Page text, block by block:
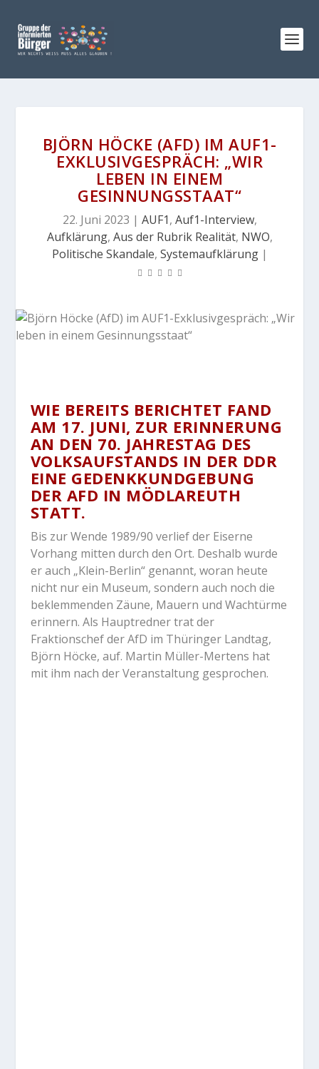
BJÖRN HÖCKE (AFD) IM AUF1-
EXKLUSIVGESPRÄCH: „WIR
LEBEN IN EINEM
GESINNUNGSSTAAT“
22. Juni 2023 | AUF1, Auf1-Interview,
Aufklärung, Aus der Rubrik Realität, NWO,
Politische Skandale, Systemaufklärung|
WIE BEREITS BERICHTET FAND
AM 17. JUNI, ZUR ERINNERUNG
AN DEN 70. JAHRESTAG DES
VOLKSAUFSTANDS IN DER DDR
EINE GEDENKKUNDGEBUNG
DER AFD IN MÖDLAREUTH
STATT.
Bis zur Wende 1989/90 verlief der Eiserne
Vorhang mitten durch den Ort. Deshalb wurde
er auch „Klein-Berlin“ genannt, woran heute
nicht nur ein Museum, sondern auch noch die
beklemmenden Zäune, Mauern und Wachtürme
erinnern. Als Hauptredner trat der
Fraktionschef der AfD im Thüringer Landtag,
Björn Höcke, auf. Martin Müller-Mertens hat
mit ihm nach der Veranstaltung gesprochen.